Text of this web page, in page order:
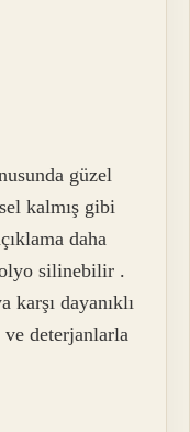
güzel
kalmış gibi
daha
silinebilir .
karşı dayanıklı
deterjanlarla